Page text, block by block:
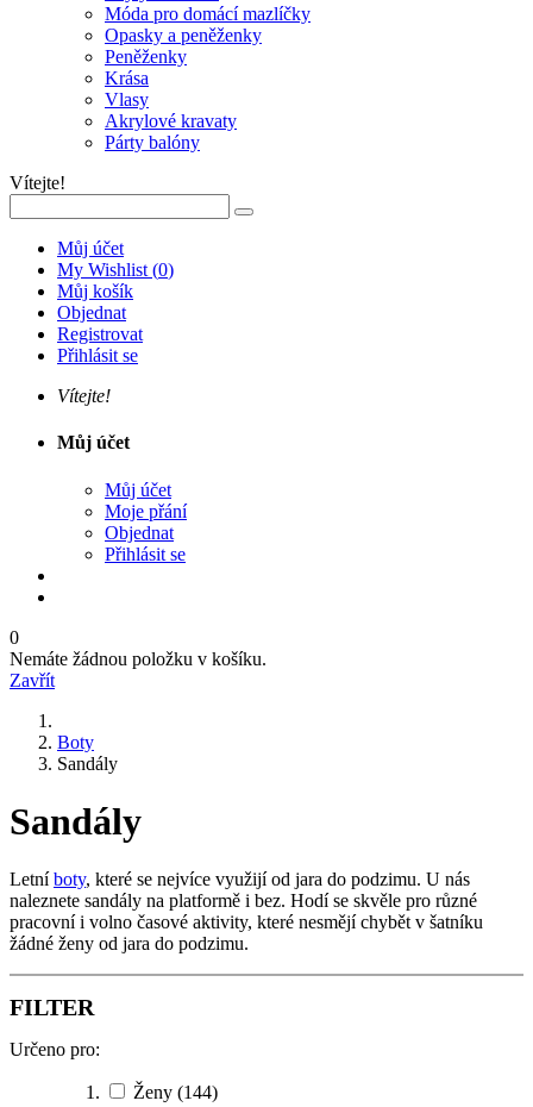
Móda pro domácí mazlíčky
Opasky a peněženky
Peněženky
Krása
Vlasy
Akrylové kravaty
Párty balóny
Vítejte!
Můj účet
My Wishlist (0)
Můj košík
Objednat
Registrovat
Přihlásit se
Vítejte!
Můj účet
Můj účet
Moje přání
Objednat
Přihlásit se
0
Nemáte žádnou položku v košíku.
Zavřít
Boty
Sandály
Sandály
Letníboty, které se nejvíce využijí od jara do podzimu. U nás
naleznete sandály na platformě i bez. Hodí se skvěle pro různé
pracovní i volno časové aktivity, které nesmějí chybět v šatníku
žádné ženy od jara do podzimu.
FILTER
Určeno pro:
Ženy (144)